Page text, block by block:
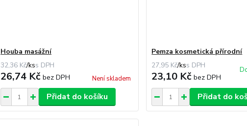
Houba masážní
32,36 Kč/ks
26,74 Kč bez DPH Není skladem
Přidat do košíku
Pemza kosmetická přírodní
27,95 Kč/ks
23,10 Kčbez DPH
Přidat do